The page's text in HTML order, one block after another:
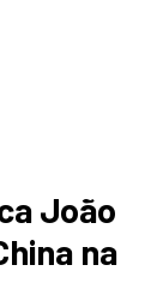
João
na